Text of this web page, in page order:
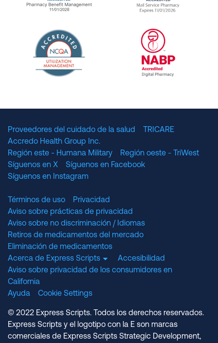
URAC Accredited Pharmacy Benefit
URAC
Proveedores del cuidado de la salud
TRICARE
Accredo Health Group Inc.
Región este - Humana Military
Región oeste - TriWest
Síguenos en X
Síguenos en Facebook
Síguenos en Instagram
Términos de uso
Privacidad
Aviso sobre prácticas de privacidad
Aviso sobre no discriminación / Idiomas
Retiros de medicamentos del mercado
Eliminación de medicamentos
Acerca de Express Scripts
Accesibilidad
Aviso sobre privacidad de los consumidores en
California
Ayuda
Cookie Settings
© 2022 Express Scripts. Todos los derechos reservados.
Express Scripts y el logotipo con la E son marcas
comerciales de Express Scripts Strategic Development,